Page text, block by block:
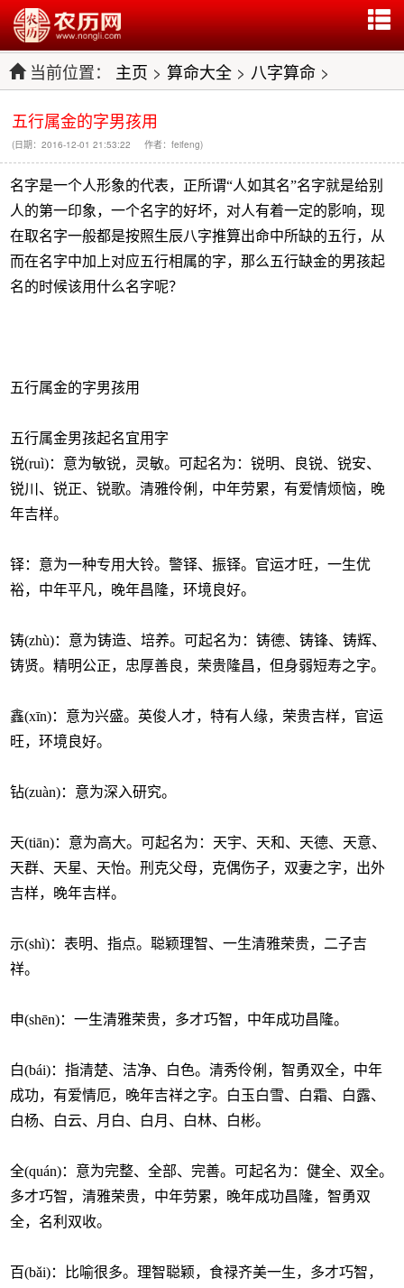
当前位置： 主页 > 算命大全 > 八字算命 >
五行属金的字男孩用
(日期：2016-12-01 21:53:22 作者：feifeng)
名字是一个人形象的代表，正所谓“人如其名”名字就是给别
人的第一印象，一个名字的好坏，对人有着一定的影响，现
在取名字一般都是按照生辰八字推算出命中所缺的五行，从
而在名字中加上对应五行相属的字，那么五行缺金的男孩起
名的时候该用什么名字呢？
五行属金的字男孩用
五行属金男孩起名宜用字
锐(ruì)：意为敏锐，灵敏。可起名为：锐明、良锐、锐安、
锐川、锐正、锐歌。清雅伶俐，中年劳累，有爱情烦恼，晚
年吉样。
铎：意为一种专用大铃。警铎、振铎。官运才旺，一生优
裕，中年平凡，晚年昌隆，环境良好。
铸(zhù)：意为铸造、培养。可起名为：铸德、铸锋、铸辉、
铸贤。精明公正，忠厚善良，荣贵隆昌，但身弱短寿之字。
鑫(xīn)：意为兴盛。英俊人才，特有人缘，荣贵吉样，官运
旺，环境良好。
钻(zuàn)：意为深入研究。
天(tiān)：意为高大。可起名为：天宇、天和、天德、天意、
天群、天星、天怡。刑克父母，克偶伤子，双妻之字，出外
吉样，晚年吉样。
示(shì)：表明、指点。聪颖理智、一生清雅荣贵，二子吉
祥。
申(shēn)：一生清雅荣贵，多才巧智，中年成功昌隆。
白(bái)：指清楚、洁净、白色。清秀伶俐，智勇双全，中年
成功，有爱情厄，晚年吉祥之字。白玉白雪、白霜、白露、
白杨、白云、月白、白月、白林、白彬。
全(quán)：意为完整、全部、完善。可起名为：健全、双全。
多才巧智，清雅荣贵，中年劳累，晚年成功昌隆，智勇双
全，名利双收。
百(bǎi)：比喻很多。理智聪颖，食禄齐美一生，多才巧智，